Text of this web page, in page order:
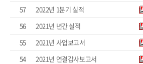
57
2022년 1분기 실적
56
2021년 년간 실적
55
2021년 사업보고서
54
2021년 연결감사보고서